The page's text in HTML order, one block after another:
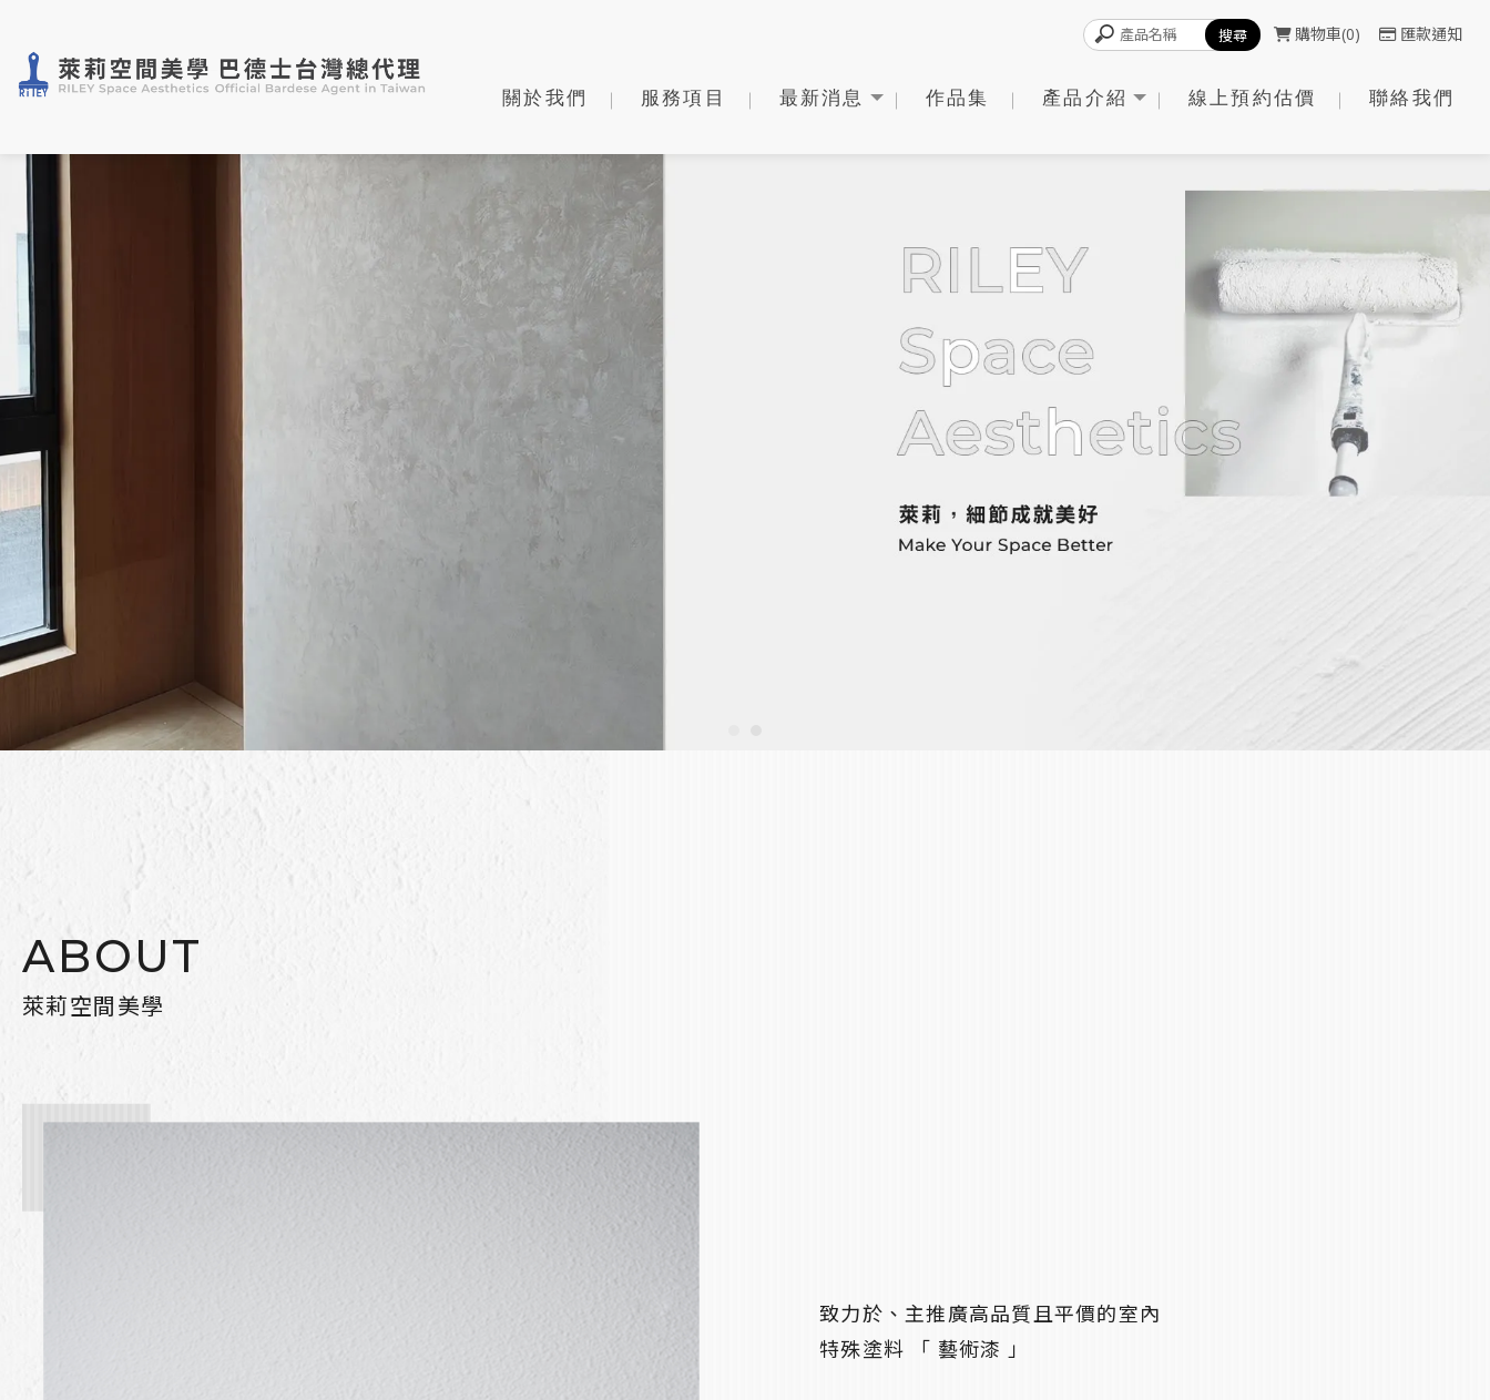
購物車 0 匯款通知
關於我們 服務項目 最新消息 作品集 產品介紹 線上預約估價 聯絡我們
ABOUT
萊莉空間美學
致力於、主推廣高品質且平價的室內
特殊塗料 「 藝術漆 」